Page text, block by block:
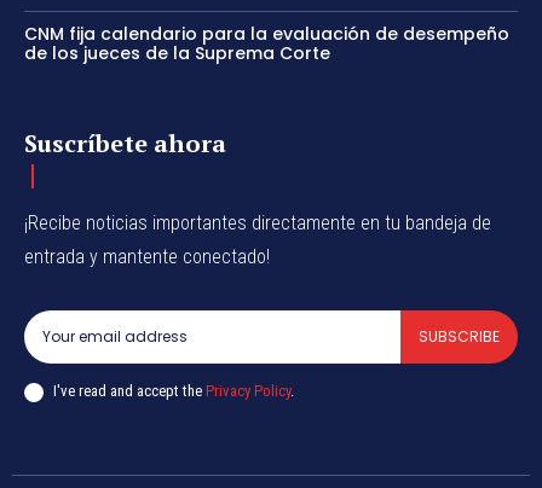
CNM fija calendario para la evaluación de desempeño
de los jueces de la Suprema Corte
Suscríbete ahora
¡Recibe noticias importantes directamente en tu bandeja de
entrada y mantente conectado!
SUBSCRIBE
I've read and accept the Privacy Policy.